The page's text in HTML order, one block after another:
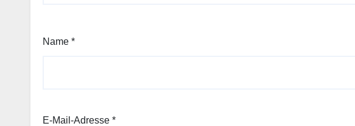
Name *
E-Mail-Adresse *